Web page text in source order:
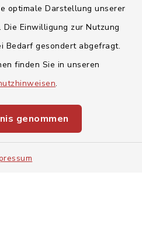
optimale Darstellung unserer
Einwilligung zur Nutzung
Bedarf gesondert abgefragt.
finden Sie in unseren
.
genommen